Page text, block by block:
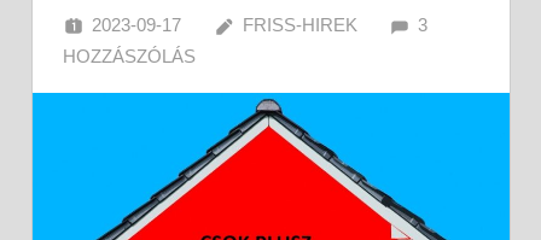
2023-09-17 FRISS-HIREK
3
HOZZÁSZÓLÁS